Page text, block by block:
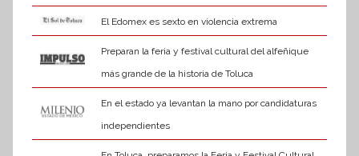
El Edomex es sexto en violencia extrema
Preparan la feria y festival cultural del alfeñique
más grande de la historia de Toluca
En el estado ya levantan la mano por candidaturas
independientes